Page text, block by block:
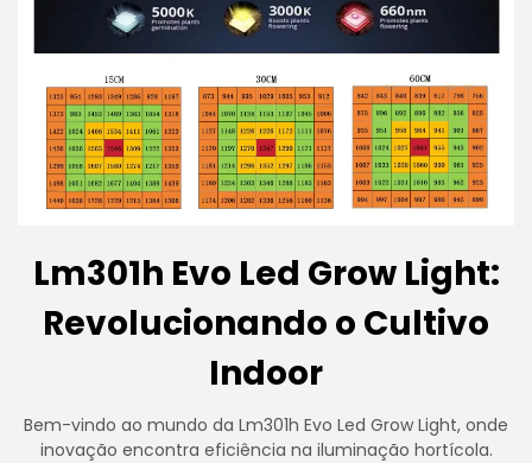
Lm301h Evo Led Grow Light:
Revolucionando o Cultivo
Indoor
Bem-vindo ao mundo da Lm301h Evo Led Grow Light, onde
inovação encontra eficiência na iluminação hortícola.